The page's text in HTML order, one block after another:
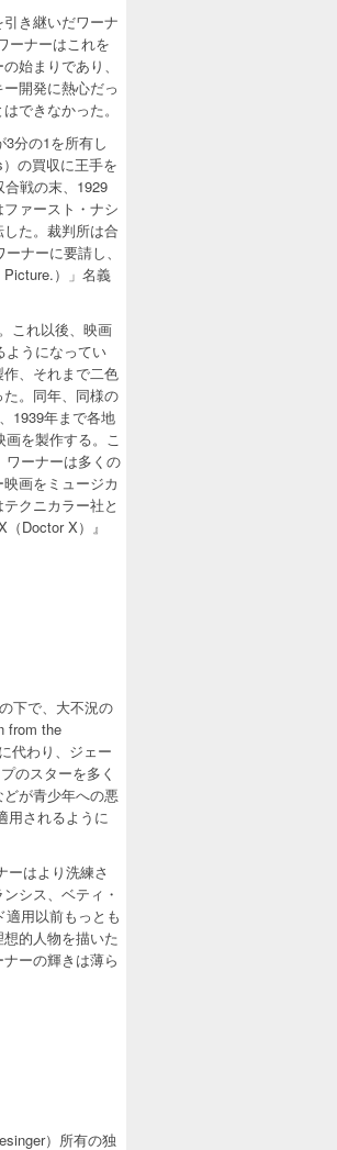
き継いだワーナ
ーナーはこれを
始まりであり、
開発に熱心だっ
できなかった。
分の1を所有し
の買収に王手を
戦の末、1929
ァースト・ナシ
た。裁判所は合
ナーに要請し、
）」名義
これ以後、映画
ようになってい
、それまで二色
。同年、同様の
1939年まで各地
を製作する。こ
ワーナーは多くの
画をミュージカ
クニカラー社と
Doctor X）』
下で、大不況の
from the
代わり、ジェー
のスターを多く
が青少年への悪
用されるように
ーはより洗練さ
シス、ベティ・
用以前もっとも
的人物を描いた
ーの輝きは薄ら
）所有の独